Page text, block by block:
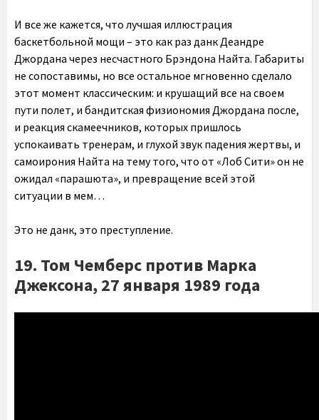
И все же кажется, что лучшая иллюстрация
баскетбольной мощи – это как раз данк Деандре
Джордана через несчастного Брэндона Найта. Габариты
не сопоставимы, но все остальное мгновенно сделало
этот момент классическим: и крушащий все на своем
пути полет, и бандитская физиономия Джордана после,
и реакция скамеечников, которых пришлось
успокаивать тренерам, и глухой звук падения жертвы, и
самоирония Найта на тему того, что от «Лоб Сити» он не
ожидал «парашюта», и превращение всей этой
ситуации в мем…
Это не данк, это преступление.
19. Том Чемберс против Марка
Джексона, 27 января 1989 года